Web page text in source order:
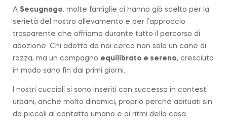
A Secugnago, molte famiglie ci hanno già scelto per la
serietà del nostro allevamento e per l’approccio
trasparente che offriamo durante tutto il percorso di
adozione. Chi adotta da noi cerca non solo un cane di
razza, ma un compagno equilibrato e sereno, cresciuto
in modo sano fin dai primi giorni.
I nostri cuccioli si sono inseriti con successo in contesti
urbani, anche molto dinamici, proprio perché abituati sin
da piccoli al contatto umano e ai ritmi della casa.